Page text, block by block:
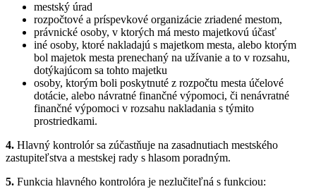
mestský úrad
rozpočtové a príspevkové organizácie zriadené mestom,
právnické osoby, v ktorých má mesto majetkovú účasť
iné osoby, ktoré nakladajú s majetkom mesta, alebo ktorým
bol majetok mesta prenechaný na užívanie a to v rozsahu,
dotýkajúcom sa tohto majetku
osoby, ktorým boli poskytnuté z rozpočtu mesta účelové
dotácie, alebo návratné finančné výpomoci, či nenávratné
finančné výpomoci v rozsahu nakladania s týmito
prostriedkami.
4. Hlavný kontrolór sa zúčastňuje na zasadnutiach mestského
zastupiteľstva a mestskej rady s hlasom poradným.
5. Funkcia hlavného kontrolóra je nezlučiteľná s funkciou: